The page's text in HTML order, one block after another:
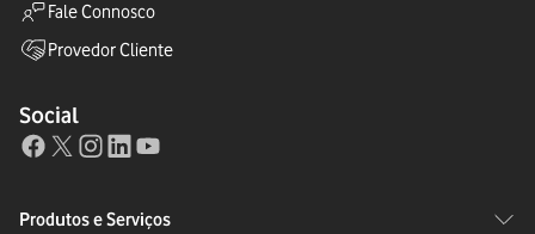
Fale Connosco
Provedor Cliente
Social
Produtos e Serviços